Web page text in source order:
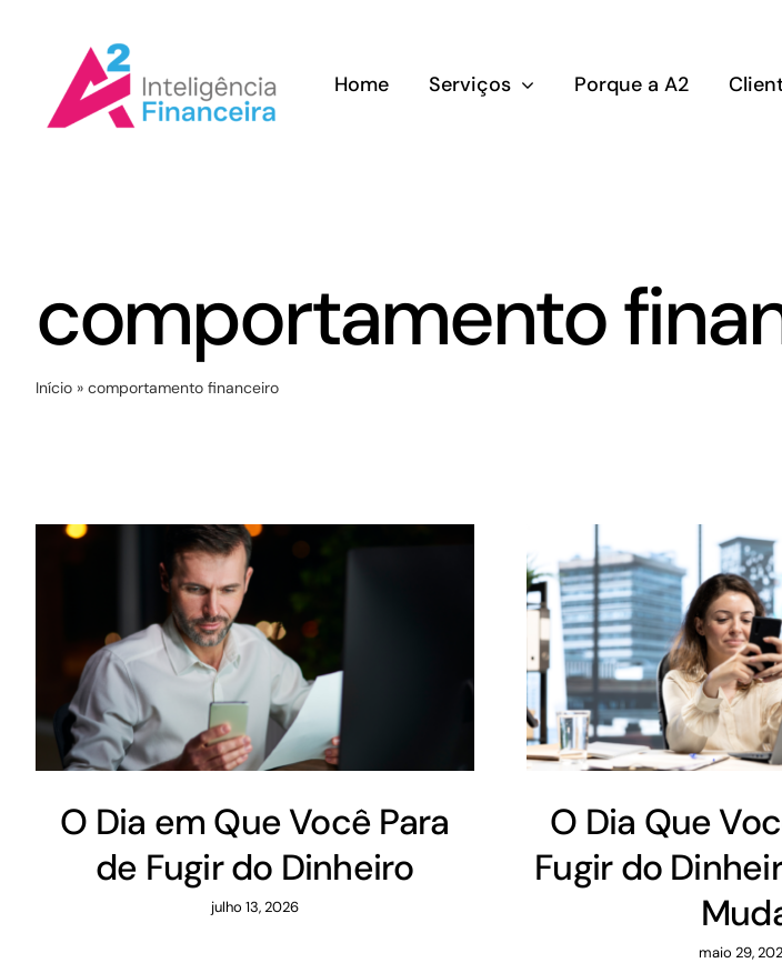
conteúdo
Home Serviços Porque a A2
comportamento
Início» comportamento financeiro
O Dia em Que Você Para
de Fugir do Dinheiro
julho 13, 2026
O Dia Que
Fugir do
maio 29,